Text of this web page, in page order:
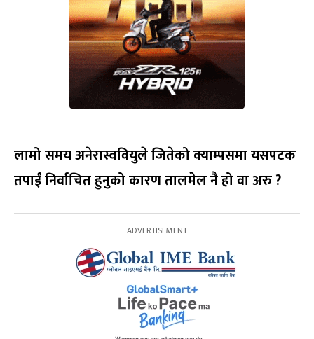
लामो समय अनेरास्ववियुले जितेको क्याम्पसमा यसपटक
तपाईं निर्वाचित हुनुको कारण तालमेल नै हो वा अरु ?